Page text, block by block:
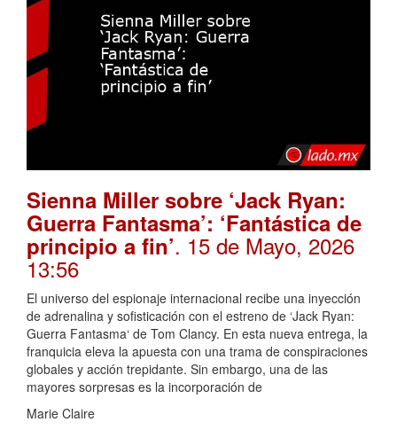
Sienna Miller sobre ‘Jack Ryan:
Guerra Fantasma’: ‘Fantástica de
principio a fin’. 15 de Mayo, 2026
13:56
El universo del espionaje internacional recibe una inyección
de adrenalina y sofisticación con el estreno de ‘Jack Ryan:
Guerra Fantasma‘ de Tom Clancy. En esta nueva entrega, la
franquicia eleva la apuesta con una trama de conspiraciones
globales y acción trepidante. Sin embargo, una de las
mayores sorpresas es la incorporación de
Marie Claire